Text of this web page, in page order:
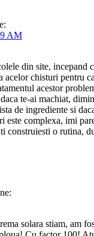
AM
din site, incepand
acelor chisturi pentru
acestor
te-ai machiat,
de ingrediente si
complexa, imi
construiesti o rutina,
solara stiam, am